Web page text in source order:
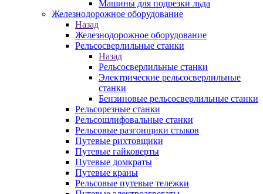
Машины для подрезки льда
Железнодорожное оборудование
Назад
Железнодорожное оборудование
Рельсосверлильные станки
Назад
Рельсосверлильные станки
Электрические рельсосверлильные
станки
Бензиновые рельсосверлильные станки
Рельсорезные станки
Рельсошлифовальные станки
Рельсовые разгонщики стыков
Путевые рихтовщики
Путевые гайковерты
Путевые домкраты
Путевые краны
Рельсовые путевые тележки